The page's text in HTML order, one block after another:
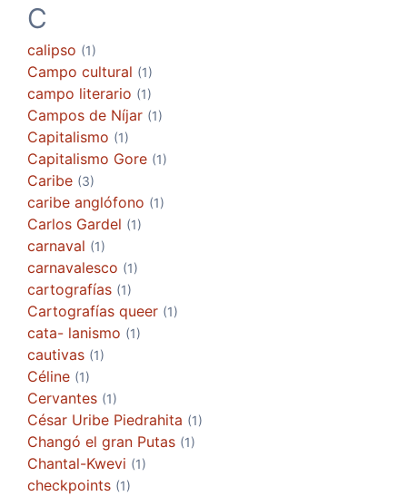
C
calipso (1)
Campo cultural (1)
campo literario (1)
Campos de Níjar (1)
Capitalismo (1)
Capitalismo Gore (1)
Caribe (3)
caribe anglófono (1)
Carlos Gardel (1)
carnaval (1)
carnavalesco (1)
cartografías (1)
Cartografías queer (1)
cata- lanismo (1)
cautivas (1)
Céline (1)
Cervantes (1)
César Uribe Piedrahita (1)
Changó el gran Putas (1)
Chantal-Kwevi (1)
checkpoints (1)